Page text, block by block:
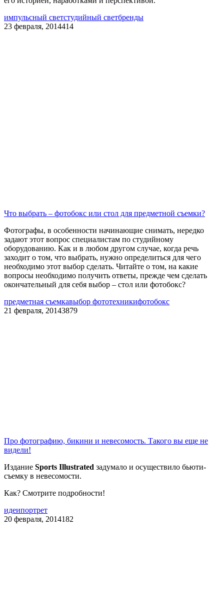
импульсный светстудийный светбренды
23 февраля, 2014414
Что выбрать – фотобокс или стол для предметной съемки?
Фотографы, в особенности начинающие снимать, нередко
задают этот вопрос специалистам по студийному
оборудованию. Как и в любом другом случае, когда речь
заходит о том, что выбрать, нужно определиться для чего
необходимо этот выбор сделать. Читайте о том, на какие
вопросы необходимо получить ответы, прежде чем сделать
окончательный для себя выбор – стол или фотобокс?
предметная съемкавыбор фототехникифотобокс
21 февраля, 20143879
Про фотографию, бикини и невесомость. Такого вы еще не
видели!
Издание Sports Illustrated задумало и осуществило бьюти-
съемку в невесомости.
Как? Смотрите подробности!
идеипортрет
20 февраля, 2014182